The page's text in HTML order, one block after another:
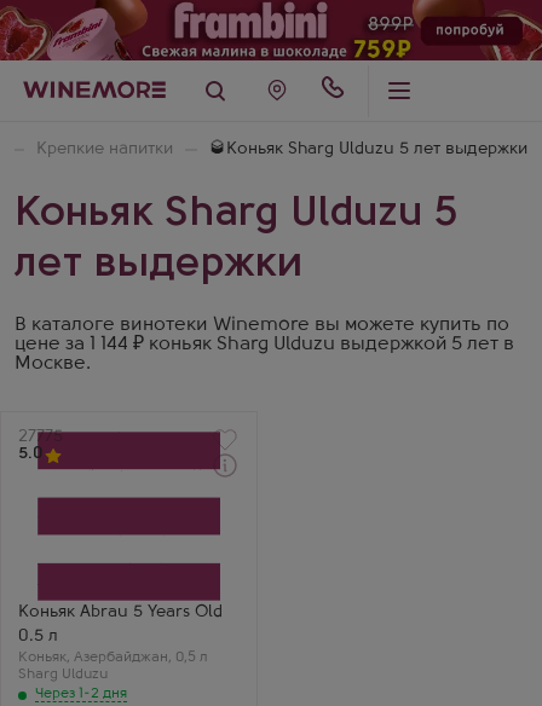
Крепкие напитки 🥃Коньяк Sharg Ulduzu 5 лет выдержки
Коньяк Sharg Ulduzu 5
лет выдержки
В каталоге винотеки Winemore вы можете купить по
цене за 1 144 ₽ коньяк Sharg Ulduzu выдержкой 5 лет в
Москве.
Артикул
27775
5.0
Коньяк Abrau 5 Years Old
0.5 л
Коньяк, Азербайджан, 0,5 л
Sharg Ulduzu
Через 1-2 дня
Производитель
Максим В.
Трехлетний вариант
— лучший выбор для
большой компании.
Чисто, мягко и очень
питко.